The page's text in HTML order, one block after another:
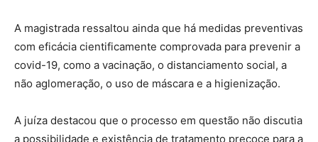
A magistrada ressaltou ainda que há medidas preventivas
com eficácia cientificamente comprovada para prevenir a
covid-19, como a vacinação, o distanciamento social, a
não aglomeração, o uso de máscara e a higienização.
A juíza destacou que o processo em questão não discutia
a possibilidade e existência de tratamento precoce para a